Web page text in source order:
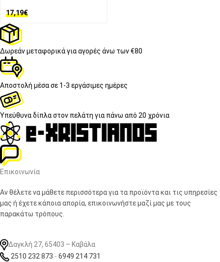
17,19€
Δωρεάν μεταφορικάγια αγορές άνω των €80
Αποστολή μέσα σε 1-3 εργάσιμες ημέρες
Υπεύθυνα δίπλα στον πελάτη για πάνω από 20 χρόνια
Επικοινωνία
Αν θέλετε να μάθετε περισσότερα για τα προϊόντα και τις υπηρεσίες
μας ή έχετε κάποια απορία, επικοινωνήστε μαζί μας με τους
παρακάτω τρόπους.
Δαγκλή 27, 65403 – Καβάλα
2510 232 873 - 6949 214 731